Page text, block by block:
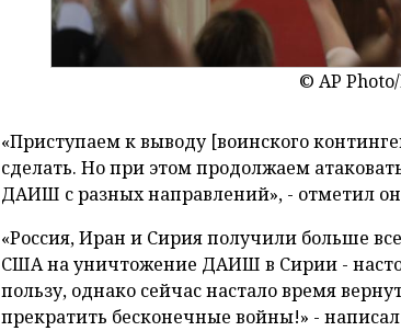
© AP
«Приступаем к выводу [воинского
сделать. Но при этом продолжаем
ДАИШ с разных направлений», - отметил
«Россия, Иран и Сирия получили больше
США на уничтожение ДАИШ в Сирии -
пользу, однако сейчас настало время
прекратить бесконечные войны!» -